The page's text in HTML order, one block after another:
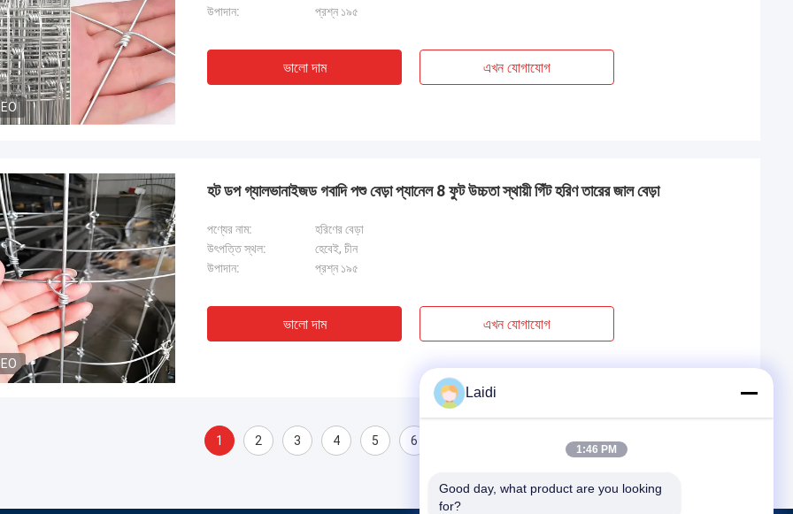
উপাদান:
প্রশ্ন ১৯৫
ভালো দাম এখন যোগাযোগ
হট ডপ গ্যালভানাইজড গবাদি পশু বেড়া প্যানেল 8 ফুট উচ্চতা স্থায়ী গিঁট হরিণ তারের জাল বেড়া
পণ্যের নাম:
হরিণের বেড়া
উৎপত্তি স্থল:
হেবেই, চীন
উপাদান:
প্রশ্ন ১৯৫
ভালো দাম এখন যোগাযোগ
1 2 3 4 5 6
Laidi
1:46 PM
Good day, what product are you looking
for?